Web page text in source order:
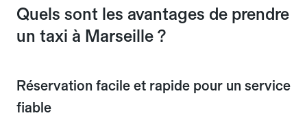
Quels sont les avantages de prendre
un taxi à Marseille ?
Réservation facile et rapide pour un service
fiable